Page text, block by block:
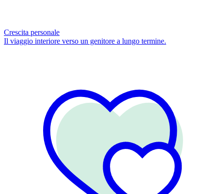
Crescita personale
Il viaggio interiore verso un genitore a lungo termine.